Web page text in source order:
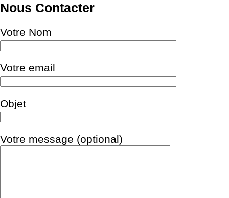
Nous Contacter
Votre Nom
Votre email
Objet
Votre message (optional)